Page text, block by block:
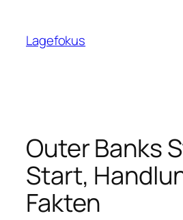
content
Lagefokus
Outer Banks
Start,
Fakten